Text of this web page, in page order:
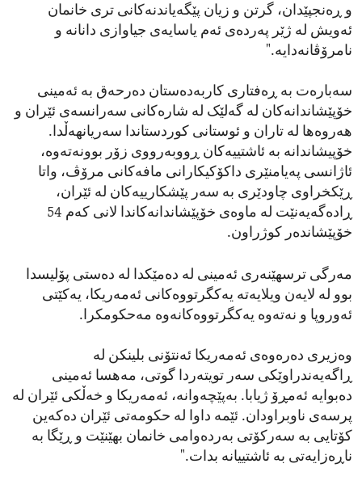
و ڕەنجپێدان، گرتن و زیان پێگەیاندنەکانی تری خانمان
ئەویش لە ژێر پەردەی ئەم یاسایەی جیاوازی دانانە و
نامرۆڤانەدایە."
سەبارەت بە ڕەفتاری کاربەدەستان دەرحەق بە ئەمینی
خۆپێشاندانەکان لە گەلێک لە شارەکانی سەرانسەی ئێران و
هەروەها لە تاران و ئوستانی کوردستاندا سەریانهەڵدا.
خۆپیشاندانە بە ئاشتییەکان ڕووبەرووی زۆر بوونەتەوە،
ئاژانسی پەیامنێری داکۆکیکارانی مافەکانی مرۆڤ، واتا
ڕێکخراوی چاودێری بە سەر پێشکارییەکان لە ئێران،
ڕادەگەیەنێت لە ماوەی خۆپێشاندانەکاندا لانی کەم 54
خۆپێشاندەر کوژراون.
مەرگی ترسهێنەری ئەمینی لە دەمێکدا لە دەستی پۆلیسدا
بوو لە لایەن ویلایەتە یەکگرتووەکانی ئەمەریکا، یەکێتی
ئەوروپا و نەتەوە یەکگرتووەکانەوە مەحکومکرا.
وەزیری دەرەوەی ئەمەریکا ئەنتۆنی بلینکن لە
ڕاگەیەندراوێکی سەر تویتەردا گوتی، مەهسا ئەمینی
دەبوایە ئەمڕۆ ژیابا. بەپێچەوانە، ئەمەریکا و خەڵکی ئێران لە
پرسەی ناوبراودان. ئێمە داوا لە حکومەتی ئێران دەکەین
کۆتایی بە سەرکۆتی بەردەوامی خانمان بهێنێت و ڕێگا بە
ناڕەزایەتی بە ئاشتییانە بدات."